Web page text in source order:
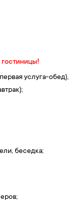
услуга-обед),
беседка;